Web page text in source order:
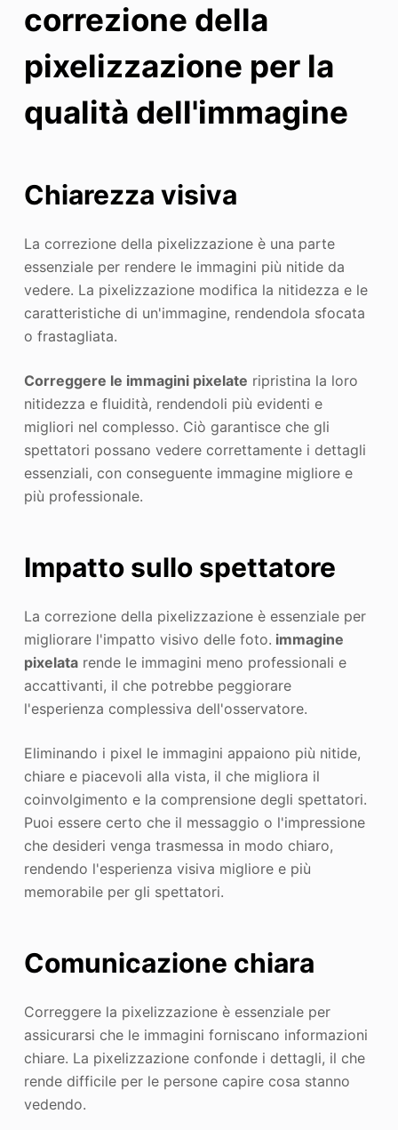
correzione della
pixelizzazione per la
qualità dell'immagine
Chiarezza visiva
La correzione della pixelizzazione è una parte
essenziale per rendere le immagini più nitide da
vedere. La pixelizzazione modifica la nitidezza e le
caratteristiche di un'immagine, rendendola sfocata
o frastagliata.
Correggere le immagini pixelate ripristina la loro
nitidezza e fluidità, rendendoli più evidenti e
migliori nel complesso. Ciò garantisce che gli
spettatori possano vedere correttamente i dettagli
essenziali, con conseguente immagine migliore e
più professionale.
Impatto sullo spettatore
La correzione della pixelizzazione è essenziale per
migliorare l'impatto visivo delle foto. immagine
pixelatarende le immagini meno professionali e
accattivanti, il che potrebbe peggiorare
l'esperienza complessiva dell'osservatore.
Eliminando i pixel le immagini appaiono più nitide,
chiare e piacevoli alla vista, il che migliora il
coinvolgimento e la comprensione degli spettatori.
Puoi essere certo che il messaggio o l'impressione
che desideri venga trasmessa in modo chiaro,
rendendo l'esperienza visiva migliore e più
memorabile per gli spettatori.
Comunicazione chiara
Correggere la pixelizzazione è essenziale per
assicurarsi che le immagini forniscano informazioni
chiare. La pixelizzazione confonde i dettagli, il che
rende difficile per le persone capire cosa stanno
vedendo.